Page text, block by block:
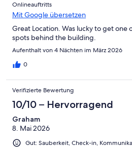
Onlineauftritts
Mit Google übersetzen
Great Location. Was lucky to get
spots behind the building.
Aufenthalt von 4 Nächten im März 2026
0
Verifizierte Bewertung
10/10 – Hervorragend
Graham
8. Mai 2026
Gut: Sauberkeit, Check-in,